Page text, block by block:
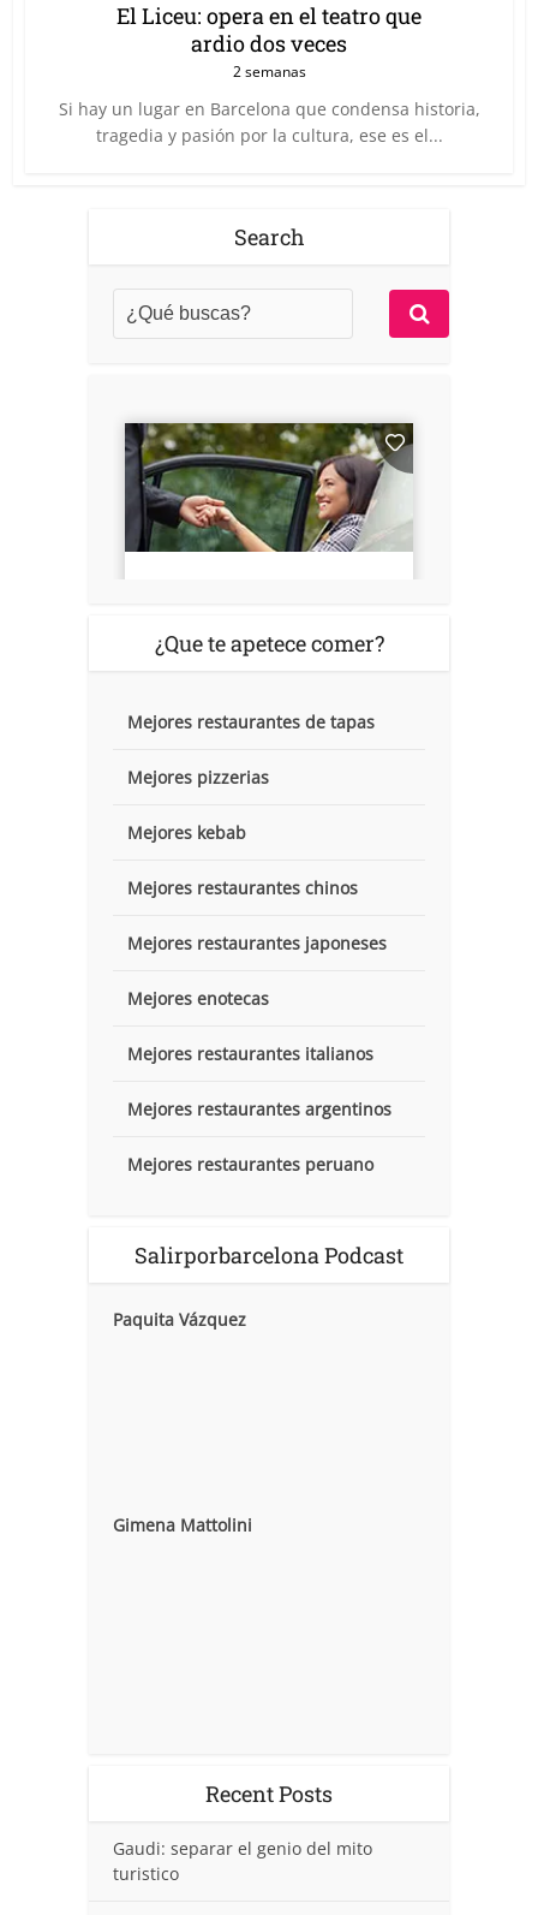
El Liceu: opera en el teatro que
ardio dos veces
2 semanas
Si hay un lugar en Barcelona que condensa historia,
tragedia y pasión por la cultura, ese es el...
Search
¿Que te apetece comer?
Mejores restaurantes de tapas
Mejores pizzerias
Mejores kebab
Mejores restaurantes chinos
Mejores restaurantes japoneses
Mejores enotecas
Mejores restaurantes italianos
Mejores restaurantes argentinos
Mejores restaurantes peruano
Salirporbarcelona Podcast
Paquita Vázquez
Gimena Mattolini
Recent Posts
Gaudi: separar el genio del mito
turistico